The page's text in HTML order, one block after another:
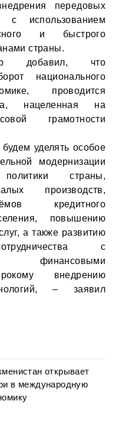
передовых
с использованием
и быстрого
страны.
добавил, что
национального
проводится
нацеленная на
грамотности
уделять особое
модернизации
политики страны,
производств,
кредитного
повышению
а также развитию
с
финансовыми
внедрению
– заявил
открывает
в международную